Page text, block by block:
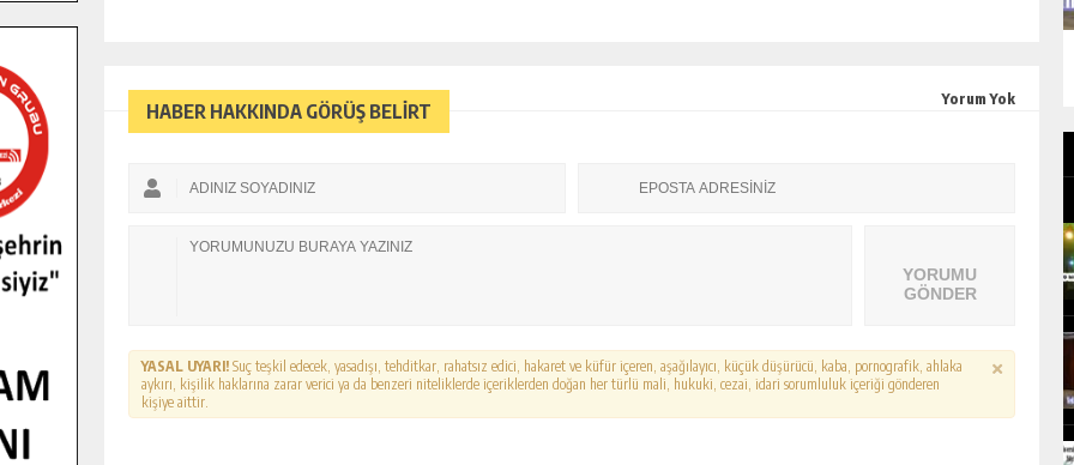
HABER HAKKINDA GÖRÜŞ BELİRT
Yorum Yok
YORUMU
GÖNDER
YASAL UYARI! Suç teşkil edecek, yasadışı, tehditkar, rahatsız edici, hakaret ve küfür içeren, aşağılayıcı, küçük düşürücü, kaba, pornografik, ahlaka
aykırı, kişilik haklarına zarar verici ya da benzeri niteliklerde içeriklerden doğan her türlü mali, hukuki, cezai, idari sorumluluk içeriği gönderen
kişiye aittir.